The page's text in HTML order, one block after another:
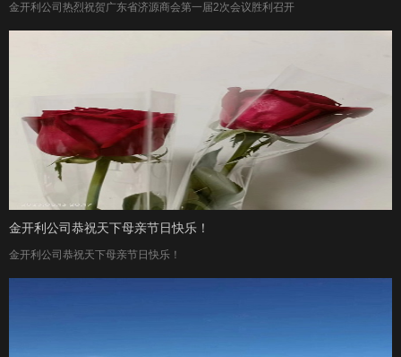
金开利公司热烈祝贺广东省济源商会第一届2次会议胜利召开
金开利公司恭祝天下母亲节日快乐！
金开利公司恭祝天下母亲节日快乐！